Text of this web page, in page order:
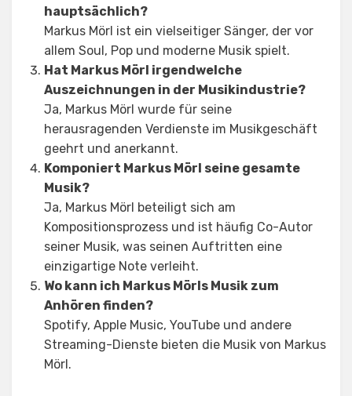
hauptsächlich?
Markus Mörl ist ein vielseitiger Sänger, der vor
allem Soul, Pop und moderne Musik spielt.
Hat Markus Mörl irgendwelche
Auszeichnungen in der Musikindustrie?
Ja, Markus Mörl wurde für seine
herausragenden Verdienste im Musikgeschäft
geehrt und anerkannt.
Komponiert Markus Mörl seine gesamte
Musik?
Ja, Markus Mörl beteiligt sich am
Kompositionsprozess und ist häufig Co-Autor
seiner Musik, was seinen Auftritten eine
einzigartige Note verleiht.
Wo kann ich Markus Mörls Musik zum
Anhören finden?
Spotify, Apple Music, YouTube und andere
Streaming-Dienste bieten die Musik von Markus
Mörl.